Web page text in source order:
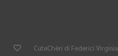
CuteChèri di Federici Virginia